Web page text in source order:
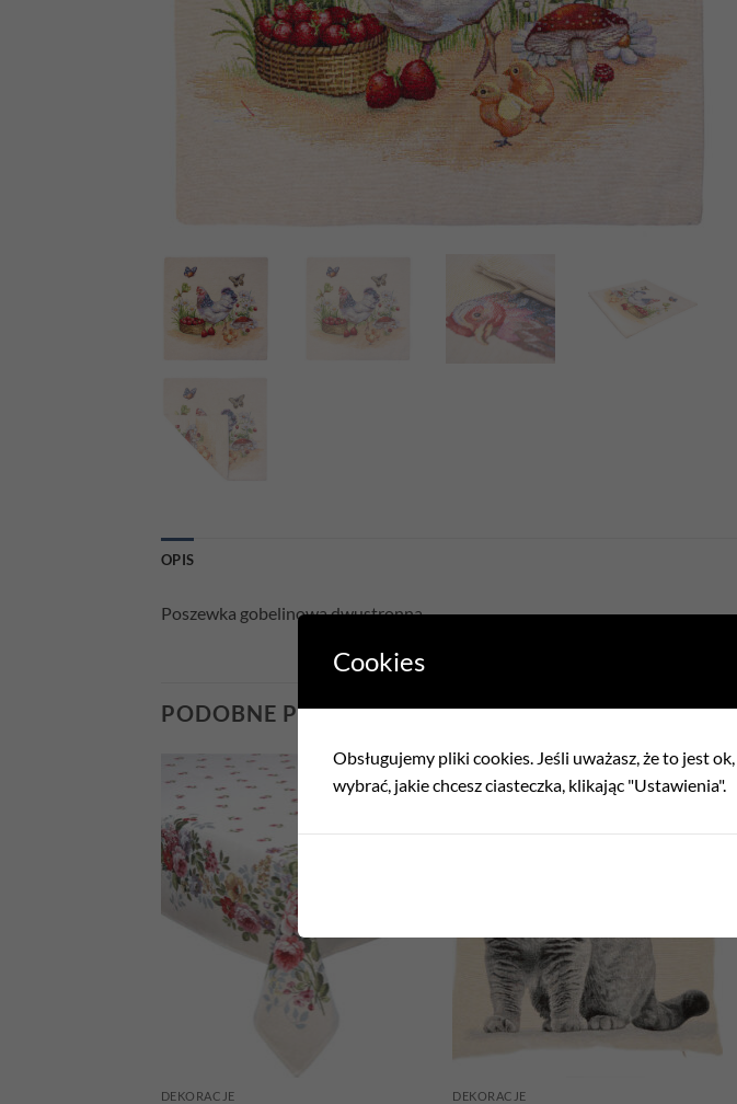
OPIS
Poszewka gobelinowa dwustronna
PODOBNE PRODUKTY
DEKORACJE DEKORACJE
Cookies
Obsługujemy pliki cookies. Jeśli uważasz, że to jest
wybrać, jakie chcesz ciasteczka, klikając "Ustawienia".